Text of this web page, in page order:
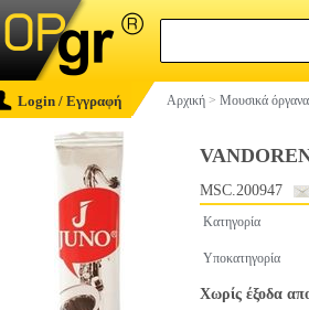
Login / Εγγραφή Αρχική > Μουσικά όργανα
MSC.200947
Κατηγορία
Υποκατηγορία
Χωρίς έξοδα